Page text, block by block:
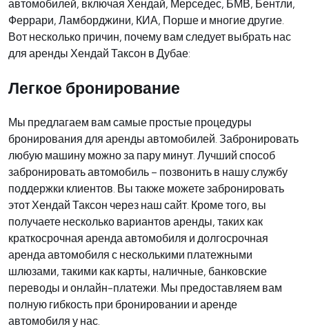
автомобилей, включая Хендай, Мерседес, БМВ, Бентли,
Феррари, Ламборджини, КИА, Порше и многие другие.
Вот несколько причин, почему вам следует выбрать нас
для аренды Хендай Таксон в Дубае:
Легкое бронирование
Мы предлагаем вам самые простые процедуры
бронирования для аренды автомобилей. Забронировать
любую машину можно за пару минут. Лучший способ
забронировать автомобиль – позвонить в нашу службу
поддержки клиентов. Вы также можете забронировать
этот Хендай Таксон через наш сайт. Кроме того, вы
получаете несколько вариантов аренды, таких как
краткосрочная аренда автомобиля и долгосрочная
аренда автомобиля с несколькими платежными
шлюзами, такими как карты, наличные, банковские
переводы и онлайн-платежи. Мы предоставляем вам
полную гибкость при бронировании и аренде
автомобиля у нас.